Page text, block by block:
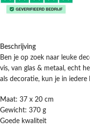
Beschrijving
Ben je op zoek naar leuke
vis, van glas & metaal, echt
als decoratie, kun je in
Maat: 37 x 20 cm
Gewicht: 370 g
Goede kwaliteit